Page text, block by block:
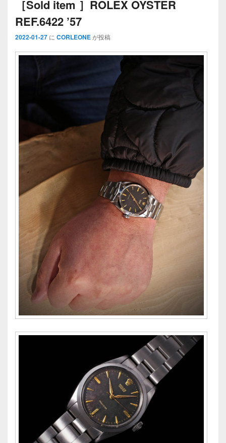
［Sold item ］ROLEX OYSTER
REF.6422 ’57
2022-01-27 に CORLEONEが投稿